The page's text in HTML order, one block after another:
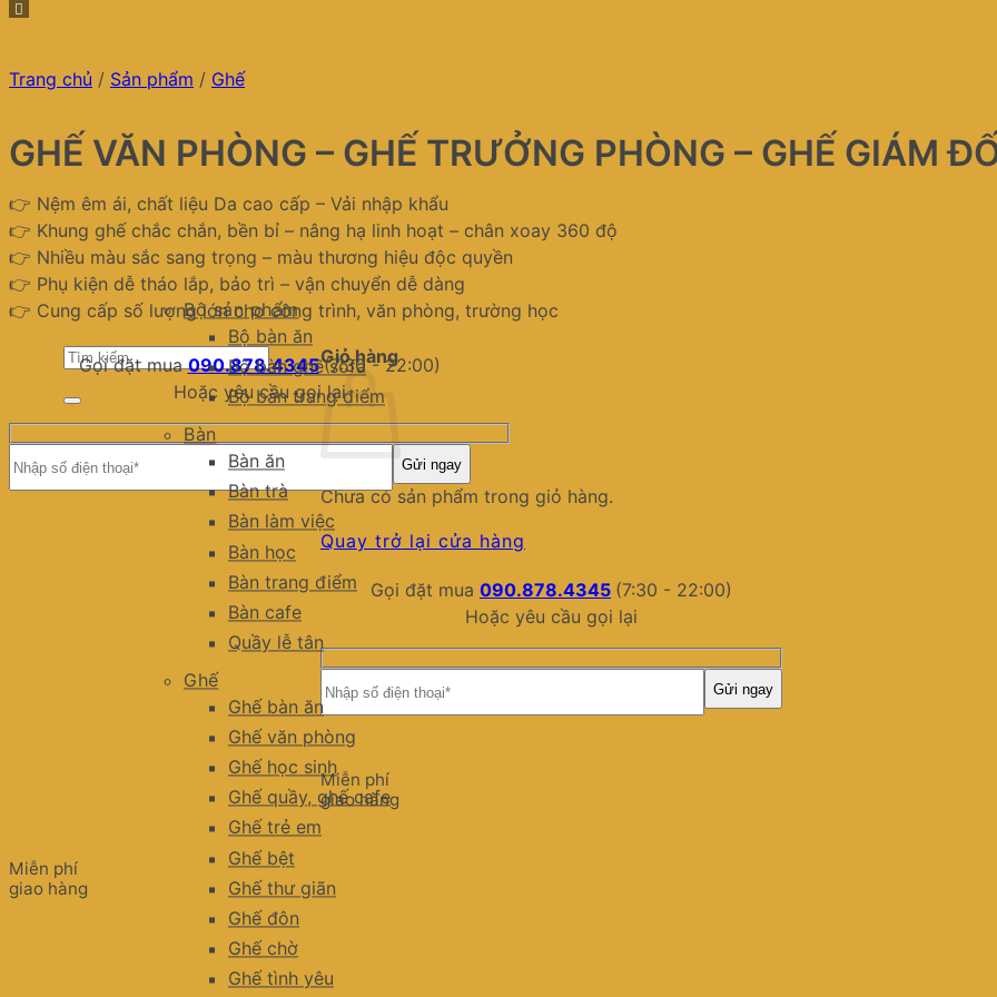
Bộ sản phẩm
Bộ bàn ăn
Bộ bàn ghế sofa
Bộ bàn trang điểm
Bàn
Bàn ăn
Bàn trà
Bàn làm việc
Bàn học
Bàn trang điểm
Bàn cafe
Quầy lễ tân
Ghế
Ghế bàn ăn
Ghế văn phòng
Ghế học sinh
Ghế quầy, ghế cafe
Ghế trẻ em
Ghế bệt
Ghế thư giãn
Ghế đôn
Ghế chờ
Ghế tình yêu
Tìm
kiếm:
Giỏ hàng
Chưa có sản phẩm trong giỏ hàng.
Quay trở lại cửa hàng
Gọi đặt mua 090.878.4345 (7:30 - 22:00)
Hoặc yêu cầu gọi lại
Miễn phí
giao hàng
Trang chủ / Sản phẩm / Ghế
GHẾ VĂN PHÒNG – GHẾ TRƯỞNG PHÒNG – GHẾ GIÁM
👉 Nệm êm ái, chất liệu Da cao cấp – Vải nhập khẩu
👉 Khung ghế chắc chắn, bền bỉ – nâng hạ linh hoạt – chân xoay 360 độ
👉 Nhiều màu sắc sang trọng – màu thương hiệu độc quyền
👉 Phụ kiện dễ tháo lắp, bảo trì – vận chuyển dễ dàng
👉 Cung cấp số lượng lớn cho công trình, văn phòng, trường học
Gọi đặt mua090.878.4345 (7:30 - 22:00)
Hoặc yêu cầu gọi lại
Miễn phí
giao hàng